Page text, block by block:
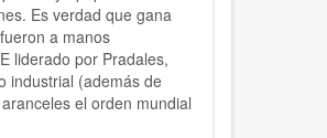
Es verdad que gana
a manos
liderado por Pradales,
industrial (además de
el orden mundial